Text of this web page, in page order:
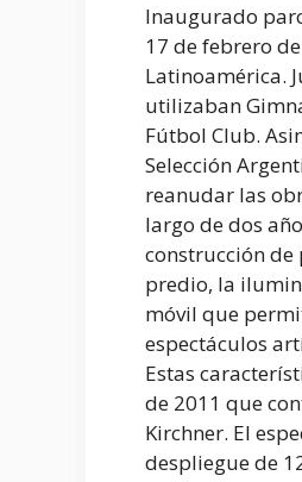
Inaugurado
17 de febrero
Latinoamérica.
utilizaban
Fútbol Club.
Selección
reanudar las
largo de dos
construcción de
predio, la
móvil que
espectáculos
Estas
de 2011 que
Kirchner. El
despliegue de